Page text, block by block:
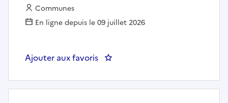
Employeur :
Communes
En ligne depuis le 09 juillet 2026
Ajouter aux favoris : Responsable de pôle